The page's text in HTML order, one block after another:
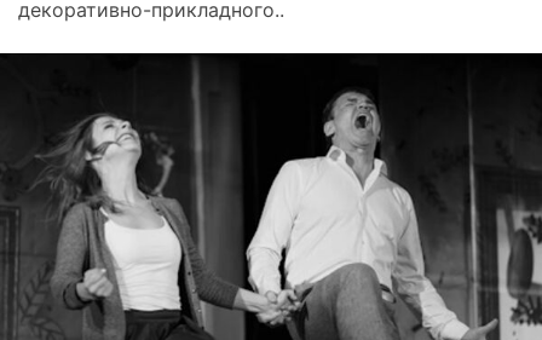
декоративно-прикладного..